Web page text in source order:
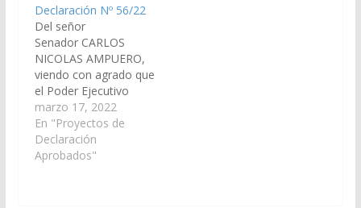
Declaración Nº 56/22
Del señor
Senador CARLOS
NICOLAS AMPUERO,
viendo con agrado que
el Poder Ejecutivo
Provincial, a través de
los organismos que
correspondan,
gestione las medidas
marzo 17, 2022
En "Proyectos de
Declaración
Aprobados"